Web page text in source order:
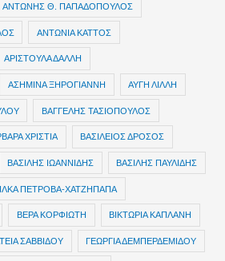
ΑΝΤΩΝΗΣ Θ. ΠΑΠΑΔΟΠΟΥΛΟΣ
ΑΝΤΩΝΙΑ ΚΑΤΤΟΣ
ΑΡΙΣΤΟΥΛΑ ΔΑΛΛΗ
ΑΣΗΜΙΝΑ ΞΗΡΟΓΙΑΝΝΗ ΑΥΓΗ ΛΙΛΛΗ
ΒΑΓΓΕΛΗΣ ΤΑΣΙΟΠΟΥΛΟΣ
ΧΡΙΣΤΙΑ ΒΑΣΙΛΕΙΟΣ ΔΡΟΣΟΣ
ΒΑΣΙΛΗΣ ΙΩΑΝΝΙΔΗΣ ΒΑΣΙΛΗΣ ΠΑΥΛΙΔΗΣ
ΠΕΤΡΟΒΑ-ΧΑΤΖΗΠΑΠΑ
ΒΕΡΑ ΚΟΡΦΙΩΤΗ ΒΙΚΤΩΡΙΑ ΚΑΠΛΑΝΗ
ΣΑΒΒΙΔΟΥ ΓΕΩΡΓΙΑ ΔΕΜΠΕΡΔΕΜΙΔΟΥ